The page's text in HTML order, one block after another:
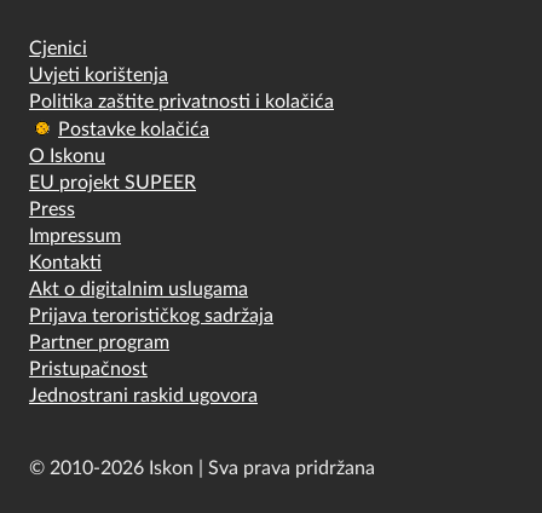
Cjenici
Uvjeti korištenja
Politika zaštite privatnosti i kolačića
Postavke kolačića
O Iskonu
EU projekt SUPEER
Press
Impressum
Kontakti
Akt o digitalnim uslugama
Prijava terorističkog sadržaja
Partner program
Pristupačnost
Jednostrani raskid ugovora
© 2010-2026 Iskon | Sva prava pridržana